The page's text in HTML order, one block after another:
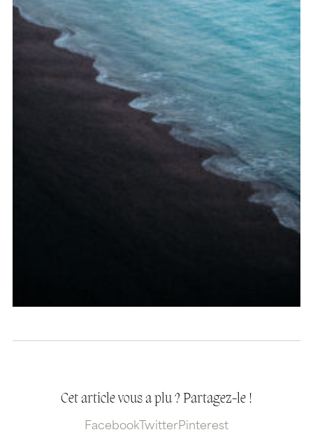
Cet article vous a plu ? Partagez-le !
Facebook TwitterPinterest